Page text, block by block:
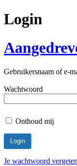
Login
Gebruikersnaam of e-
Wachtwoord
Onthoud mij
Je wachtwoord